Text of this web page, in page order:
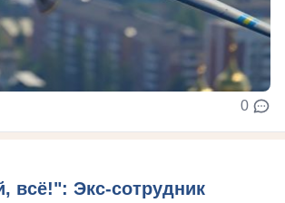
0
всё!": Экс-сотрудник